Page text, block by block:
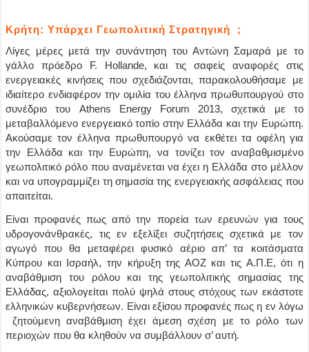
Κρήτη: Υπάρχει Γεωπολιτική Στρατηγική ;
Λίγες μέρες μετά την συνάντηση του Αντώνη Σαμαρά με το
γάλλο πρόεδρο F. Hollande, και τις σαφείς αναφορές στις
ενεργειακές κινήσεις που σχεδιάζονται, παρακολουθήσαμε με
ιδιαίτερο ενδιαφέρον την ομιλία του έλληνα πρωθυπουργού στο
συνέδριο του Athens Energy Forum 2013, σχετικά με το
μεταβαλλόμενο ενεργειακό τοπίο στην Ελλάδα και την Ευρώπη.
Ακούσαμε τον έλληνα πρωθυπουργό να εκθέτει τα οφέλη για
την Ελλάδα και την Ευρώπη, να τονίζει τον αναβαθμισμένο
γεωπολιτικό ρόλο που αναμένεται να έχει η Ελλάδα στο μέλλον
και να υπογραμμίζει τη σημασία της ενεργειακής ασφάλειας που
απαιτείται.
Είναι προφανές πως από την πορεία των ερευνών για τους
υδρογονάνθρακές, τις εν εξελίξει συζητήσεις σχετικά με τον
αγωγό που θα μεταφέρει φυσικό αέριο απ’ τα κοιτάσματα
Κύπρου και Ισραήλ, την κήρυξη της ΑΟΖ και τις Α.Π.Ε, ότι η
αναβάθμιση του ρόλου και της γεωπολιτικής σημασίας της
Ελλάδας, αξιολογείται πολύ ψηλά στους στόχους των εκάστοτε
ελληνικών κυβερνήσεων. Είναι εξίσου προφανές πως η εν λόγω
ζητούμενη αναβάθμιση έχει άμεση σχέση με το ρόλο των
περιοχών που θα κληθούν να συμβάλλουν σ’ αυτή.